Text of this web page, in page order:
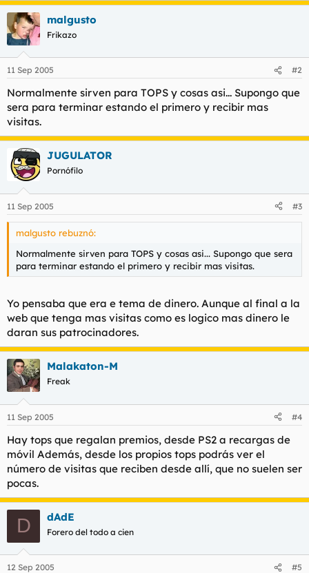
malgusto
Frikazo
11 Sep 2005 #2
Normalmente sirven para TOPS y cosas asi... Supongo que
sera para terminar estando el primero y recibir mas
visitas.
JUGULATOR
Pornófilo
11 Sep 2005 #3
malgusto rebuznó:
Normalmente sirven para TOPS y cosas asi... Supongo que sera
para terminar estando el primero y recibir mas visitas.
Yo pensaba que era e tema de dinero. Aunque al final a la
web que tenga mas visitas como es logico mas dinero le
daran sus patrocinadores.
Malakaton-M
Freak
11 Sep 2005 #4
Hay tops que regalan premios, desde PS2 a recargas de
móvil Además, desde los propios tops podrás ver el
número de visitas que reciben desde allí, que no suelen ser
pocas.
D dAdE
Forero del todo a cien
12 Sep 2005 #5